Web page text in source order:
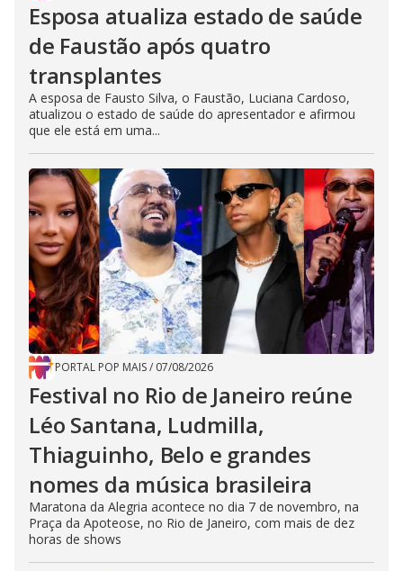
Esposa atualiza estado de saúde
de Faustão após quatro
transplantes
A esposa de Fausto Silva, o Faustão, Luciana Cardoso,
atualizou o estado de saúde do apresentador e afirmou
que ele está em uma...
PORTAL POP MAIS/ 07/08/2026
Festival no Rio de Janeiro reúne
Léo Santana, Ludmilla,
Thiaguinho, Belo e grandes
nomes da música brasileira
Maratona da Alegria acontece no dia 7 de novembro, na
Praça da Apoteose, no Rio de Janeiro, com mais de dez
horas de shows